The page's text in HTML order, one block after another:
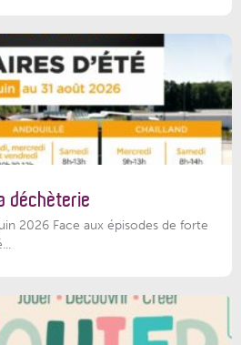
déchèterie
2026 Face aux épisodes de forte